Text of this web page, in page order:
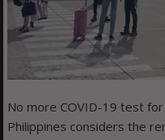
No more COVID-19 test
Philippines considers the